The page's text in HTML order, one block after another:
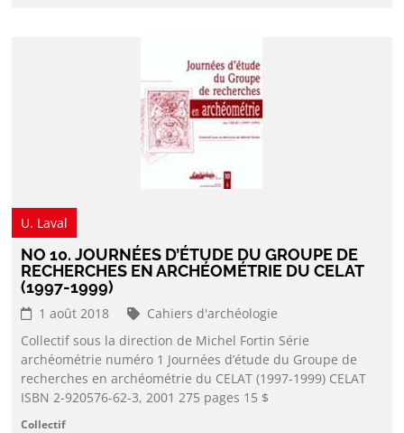
U. Laval
NO 10. JOURNÉES D’ÉTUDE DU GROUPE DE
RECHERCHES EN ARCHÉOMÉTRIE DU CELAT
(1997-1999)
1 août 2018
Cahiers d'archéologie
Collectif sous la direction de Michel Fortin Série
archéométrie numéro 1 Journées d’étude du Groupe de
recherches en archéométrie du CELAT (1997-1999) CELAT
ISBN 2-920576-62-3, 2001 275 pages 15 $
Collectif